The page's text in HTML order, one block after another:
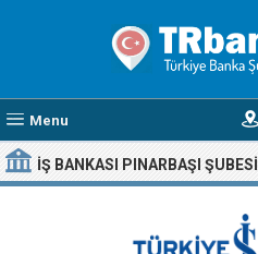
Menu
İŞ BANKASI PINARBAŞI ŞUBESI